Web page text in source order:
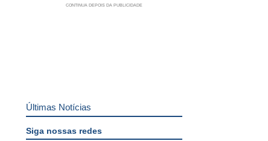
Últimas Notícias
Siga nossas redes